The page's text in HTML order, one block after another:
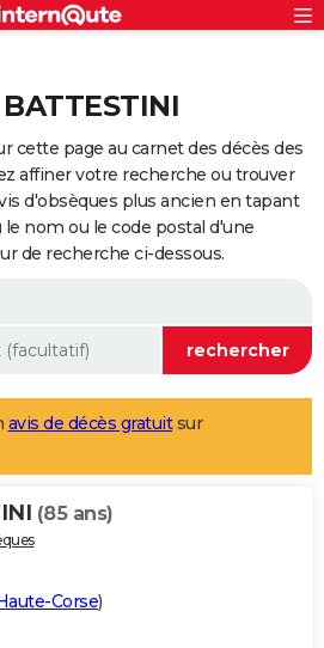
cette page au carnet des décès des
affiner votre recherche ou trouver
d'obsèques plus ancien en tapant
nom ou le code postal d'une
de recherche ci-dessous.
avis de décès gratuitsur
(85 ans)
Corse)